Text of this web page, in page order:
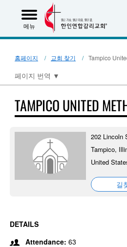
메뉴
홈페이지 교회 찾기 Tampico
페이지 번역 ▼
TAMPICO UNITED
202 Lincoln
Tampico,
United
길
DETAILS
Attendance: 63